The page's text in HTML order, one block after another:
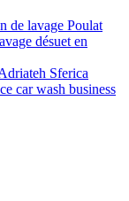
de lavage Poulat
désuet en
Sferica
car wash business